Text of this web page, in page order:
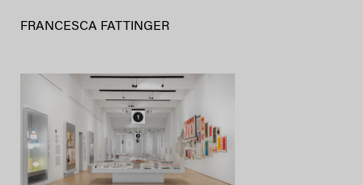
FRANCESCA FATTINGER